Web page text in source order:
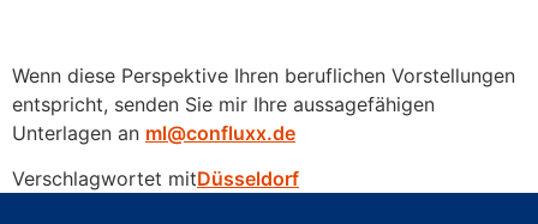
Wenn diese Perspektive Ihren beruflichen Vorstellungen
entspricht, senden Sie mir Ihre aussagefähigen
Unterlagen an ml@confluxx.de
Verschlagwortet mitDüsseldorf